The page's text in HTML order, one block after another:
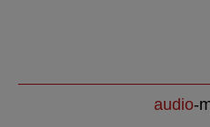
audio-